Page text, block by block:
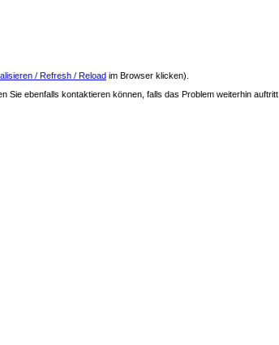
/ Refresh / Reload im Browser klicken).
Sie ebenfalls kontaktieren können, falls das Problem weiterhin auftritt.